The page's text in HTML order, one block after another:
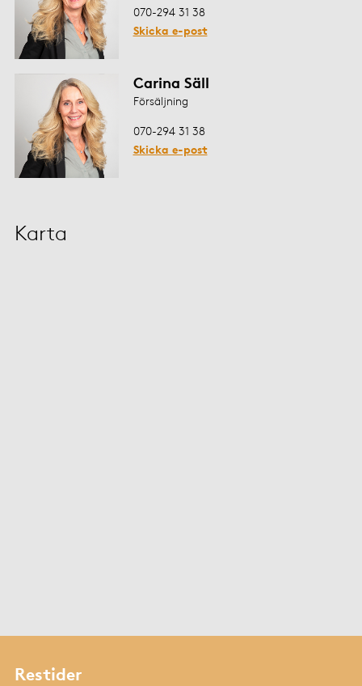
070-294 31 38
Skicka e-post
Carina Säll
Försäljning
070-294 31 38
Skicka e-post
Karta
Restider